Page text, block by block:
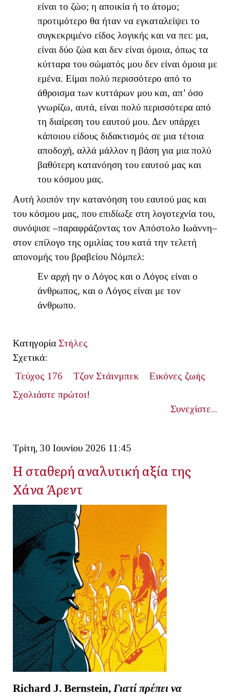
είναι το ζώο; η αποικία ή το άτομο;
προτιμότερο θα ήταν να εγκαταλείψει το
συγκεκριμένο είδος λογικής και να πει: μα,
είναι δύο ζώα και δεν είναι όμοια, όπως τα
κύτταρα του σώματός μου δεν είναι όμοια με
εμένα. Είμαι πολύ περισσότερο από το
άθροισμα των κυττάρων μου και, απ’ όσο
γνωρίζω, αυτά, είναι πολύ περισσότερα από
τη διαίρεση του εαυτού μου. Δεν υπάρχει
κάποιου είδους διδακτισμός σε μια τέτοια
αποδοχή, αλλά μάλλον η βάση για μια πολύ
βαθύτερη κατανόηση του εαυτού μας και
του κόσμου μας.
Αυτή λοιπόν την κατανόηση του εαυτού μας και
του κόσμου μας, που επιδίωξε στη λογοτεχνία του,
συνόψισε –παραφράζοντας τον Απόστολο Ιωάννη–
στον επίλογο της ομιλίας του κατά την τελετή
απονομής του βραβείου Νόμπελ:
Εν αρχή ην ο Λόγος και ο Λόγος είναι ο
άνθρωπος, και ο Λόγος είναι με τον
άνθρωπο.
Κατηγορία Στήλες
Σχετικά:
Τεύχος 176
Τζον Στάινμπεκ
Εικόνες ζωής
Σχολιάστε πρώτοι!
Συνεχίστε...
Τρίτη, 30 Ιουνίου 2026 11:45
Η σταθερή αναλυτική αξία της
Χάνα Άρεντ
Richard J. Bernstein, Γιατί πρέπει να